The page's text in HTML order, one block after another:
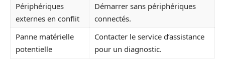
Périphériques
externes en conflit
Démarrer sans périphériques
connectés.
Panne matérielle
potentielle
Contacter le service d’assistance
pour un diagnostic.